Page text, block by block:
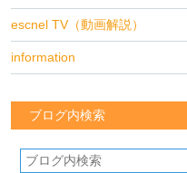
escnel TV（動画解説）
information
ブログ内検索